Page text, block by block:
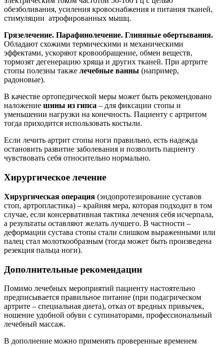
обезболивания, усиления кровоснабжения и питания тканей,
стимуляции атрофированных мышц.
Грязелечение. Парафинолечение. Глиняные обертывания.
Обладают схожими термическими и механическими
эффектами, ускоряют кровообращение, обмен веществ,
тормозят дегенерацию хряща и других тканей. При артрите
стопы полезны также лечебные ванны (например,
радоновые).
В качестве ортопедической меры может быть рекомендовано
наложение шины из гипса – для фиксации стопы и
уменьшении нагрузки на конечность. Пациенту с артритом
тогда приходится использовать костыли.
Если лечить артрит стопы ноги правильно, есть надежда
остановить развитие заболевания и позволить пациенту
чувствовать себя относительно нормально.
Хирургическое лечение
Хирургическая операция (эндопротезирование суставов
стоп, артропластика) – крайняя мера, которая подходит в том
случае, если консервативная тактика лечения себя исчерпала,
а результаты оставляют желать лучшего. В частности –
деформации сустава стопы стали слишком выраженными или
палец стал молоткообразным (тогда может быть произведена
резекция пальца ноги).
Дополнительные рекомендации
Помимо лечебных мероприятий пациенту настоятельно
предписывается правильное питание (при подагрическом
артрите – специальная диета), отказ от вредных привычек,
ношение удобной обуви с супинаторами, профессиональный
лечебный массаж.
В дополнение можно применять проверенные временем